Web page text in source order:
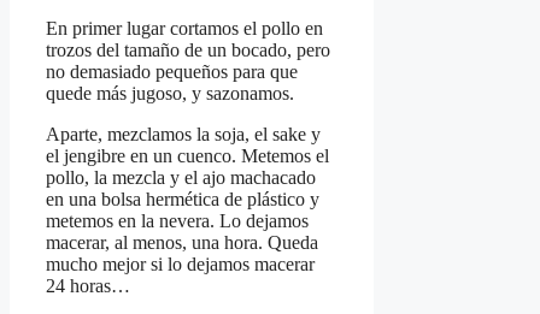
En primer lugar cortamos el pollo en
trozos del tamaño de un bocado, pero
no demasiado pequeños para que
quede más jugoso, y sazonamos.
Aparte, mezclamos la soja, el sake y
el jengibre en un cuenco. Metemos el
pollo, la mezcla y el ajo machacado
en una bolsa hermética de plástico y
metemos en la nevera. Lo dejamos
macerar, al menos, una hora. Queda
mucho mejor si lo dejamos macerar
24 horas…